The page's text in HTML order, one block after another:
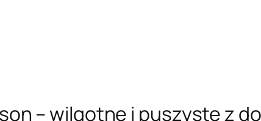
– wilgotne i puszyste z